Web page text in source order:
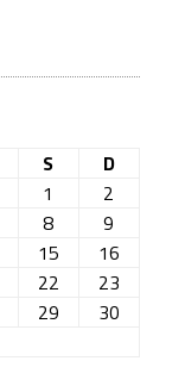
S
D
1
2
8
9
15
16
22
23
29
30